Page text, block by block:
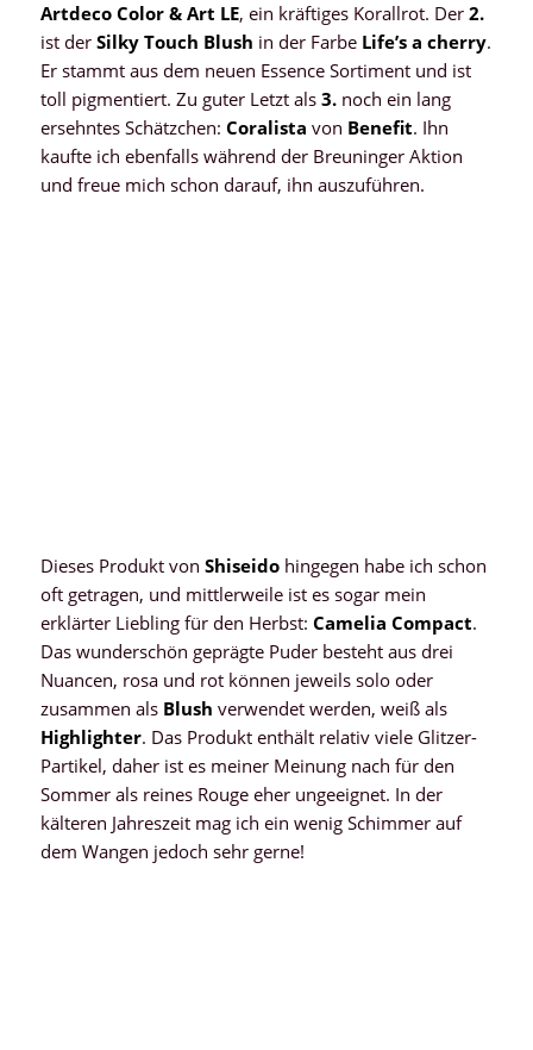
Artdeco Color & Art LE, ein kräftiges Korallrot. Der 2.
ist derSilky Touch Blush in der Farbe Life’s a cherry.
Er stammt aus dem neuen Essence Sortiment und ist
toll pigmentiert. Zu guter Letzt als3.noch ein lang
ersehntes Schätzchen: Coralista von Benefit. Ihn
kaufte ich ebenfalls während der Breuninger Aktion
und freue mich schon darauf, ihn auszuführen.
Dieses Produkt von Shiseidohingegen habe ich schon
oft getragen, und mittlerweile ist es sogar mein
erklärter Liebling für den Herbst: Camelia Compact.
Das wunderschön geprägte Puder besteht aus drei
Nuancen, rosa und rot können jeweils solo oder
zusammen als Blush verwendet werden, weiß als
Highlighter. Das Produkt enthält relativ viele Glitzer-
Partikel, daher ist es meiner Meinung nach für den
Sommer als reines Rouge eher ungeeignet. In der
kälteren Jahreszeit mag ich ein wenig Schimmer auf
dem Wangen jedoch sehr gerne!